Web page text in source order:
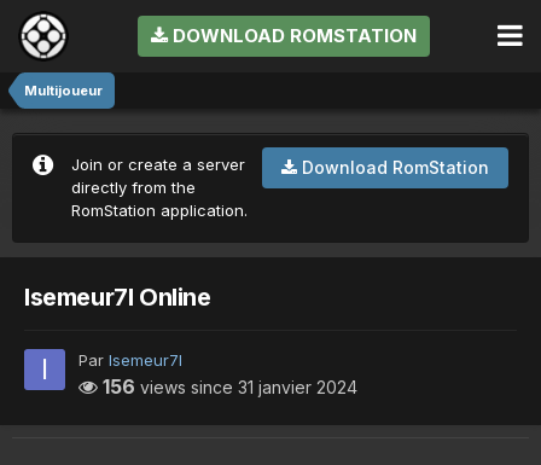
DOWNLOAD ROMSTATION
Multijoueur
Download RomStation
Join or create a server
directly from the
RomStation application.
Isemeur7I Online
Par Isemeur7I
156 views since 31 janvier 2024